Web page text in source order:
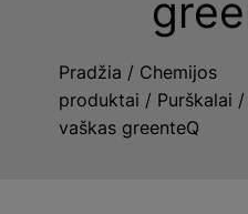
Pradžia / Chemijos
produktai / Purškalai /
vaškas greenteQ